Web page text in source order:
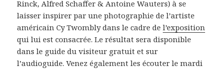
Rinck, Alfred Schaffer & Antoine Wauters) à se
laisser inspirer par une photographie de l’artiste
américain Cy Twombly dans le cadre del’exposition
qui lui est consacrée. Le résultat sera disponible
dans le guide du visiteur gratuit et sur
l’audioguide. Venez également les écouter le mardi